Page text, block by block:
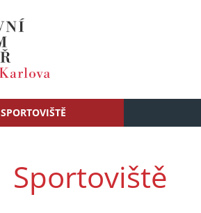
SPORTOVIŠTĚ
Sportoviště